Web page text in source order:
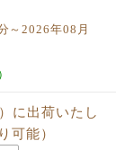
～2026年08月
に出荷いたし
可能）